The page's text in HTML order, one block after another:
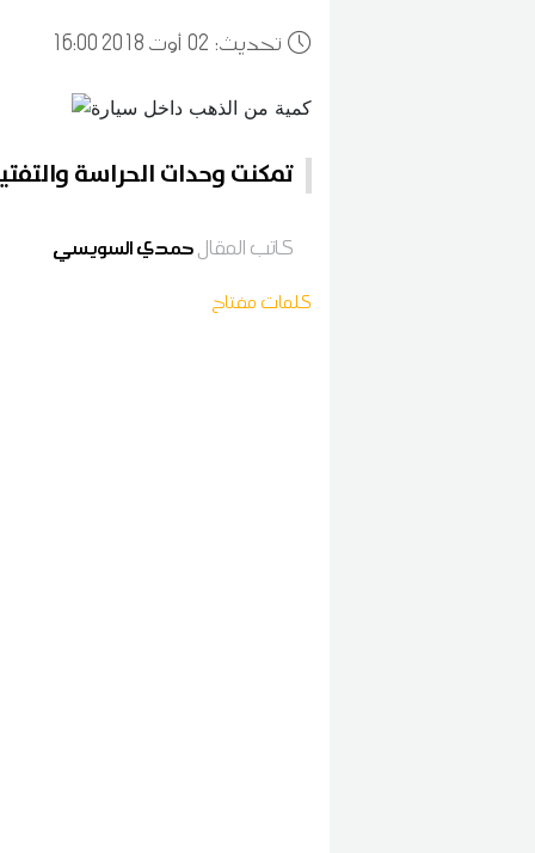
:تحديث 0216:00 2018 أوت
تمكنت وحدات الحراسة
كاتب المقالحمدي السويسي
كلمات مفتاح